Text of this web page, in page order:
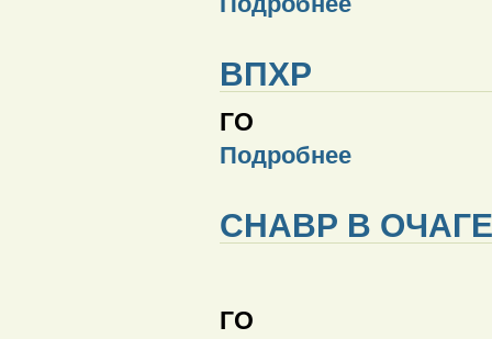
ВПХР
ГО
Подробнее
СНАВР В
ГО